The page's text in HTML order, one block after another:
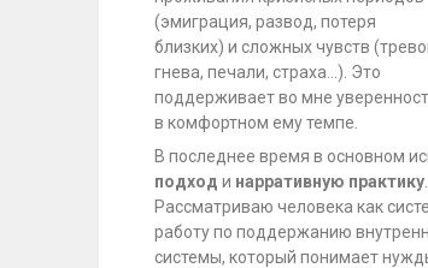
(эмиграция, развод, потеря
близких) и сложных чувств
гнева, печали, страха…). Это
поддерживает во мне
в комфортном ему темпе.
В последнее время в основном
подход и нарративную практику
Рассматриваю человека как
работу по поддержанию
системы, который понимает